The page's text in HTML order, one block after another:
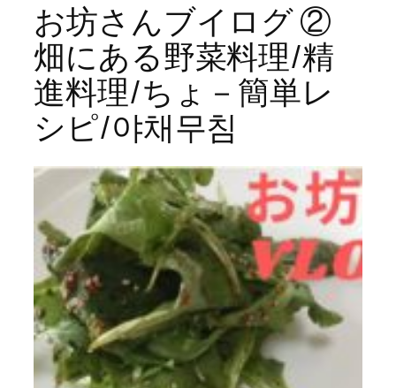
お坊さんブイログ ②
畑にある野菜料理/精
進料理/ちょ－簡単レ
シピ/야채무침